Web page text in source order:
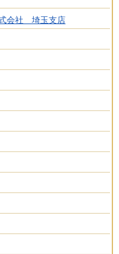
会社 埼玉支店